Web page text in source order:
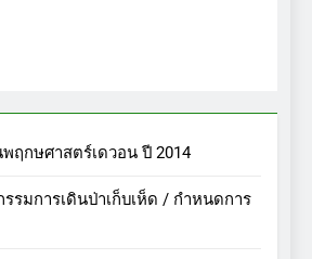
ฤกษศาสตร์เดวอน ปี 2014
รมการเดินป่าเก็บเห็ด / กำหนดการ